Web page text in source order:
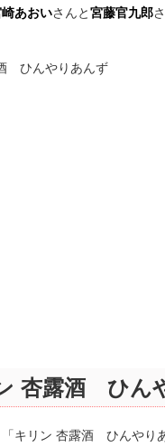
あおいさんと宮藤官九郎
杏露酒 ひん
キリン 杏露酒 ひんやり